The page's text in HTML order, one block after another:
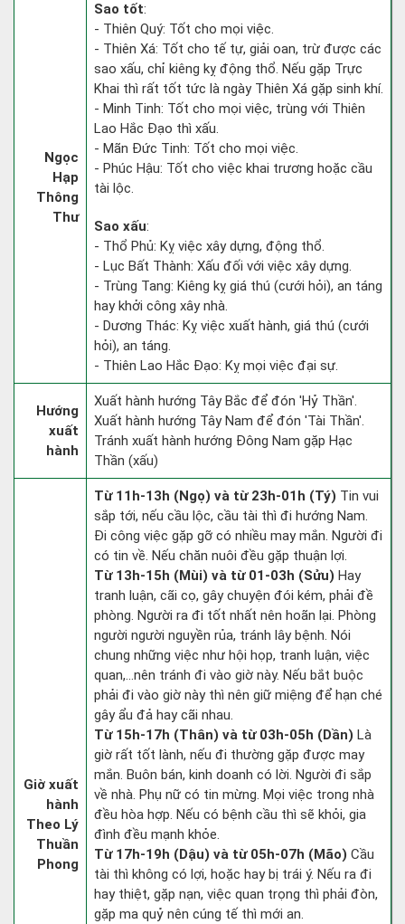
Ngọc
Hạp
Thông
Thư
Sao tốt:
- Thiên Quý: Tốt cho mọi việc.
- Thiên Xá: Tốt cho tế tự, giải oan, trừ được các
sao xấu, chỉ kiêng kỵ động thổ. Nếu gặp Trực
Khai thì rất tốt tức là ngày Thiên Xá gặp sinh khí.
- Minh Tinh: Tốt cho mọi việc, trùng với Thiên
Lao Hắc Đạo thì xấu.
- Mãn Đức Tinh: Tốt cho mọi việc.
- Phúc Hậu: Tốt cho việc khai trương hoặc cầu
tài lộc.
Sao xấu:
- Thổ Phủ: Kỵ việc xây dựng, động thổ.
- Lục Bất Thành: Xấu đối với việc xây dựng.
- Trùng Tang: Kiêng kỵ giá thú (cưới hỏi), an táng
hay khởi công xây nhà.
- Dương Thác: Kỵ việc xuất hành, giá thú (cưới
hỏi), an táng.
- Thiên Lao Hắc Đạo: Kỵ mọi việc đại sự.
Hướng
xuất
hành
Xuất hành hướng Tây Bắc để đón 'Hỷ Thần'.
Xuất hành hướng Tây Nam để đón 'Tài Thần'.
Tránh xuất hành hướng Đông Nam gặp Hạc
Thần (xấu)
Giờ xuất
hành
Theo Lý
Thuần
Phong
Từ 11h-13h (Ngọ) và từ 23h-01h (Tý) Tin vui
sắp tới, nếu cầu lộc, cầu tài thì đi hướng Nam.
Đi công việc gặp gỡ có nhiều may mắn. Người đi
có tin về. Nếu chăn nuôi đều gặp thuận lợi.
Từ 13h-15h (Mùi) và từ 01-03h (Sửu) Hay
tranh luận, cãi cọ, gây chuyện đói kém, phải đề
phòng. Người ra đi tốt nhất nên hoãn lại. Phòng
người người nguyền rủa, tránh lây bệnh. Nói
chung những việc như hội họp, tranh luận, việc
quan,…nên tránh đi vào giờ này. Nếu bắt buộc
phải đi vào giờ này thì nên giữ miệng để hạn ché
gây ẩu đả hay cãi nhau.
Từ 15h-17h (Thân) và từ 03h-05h (Dần) Là
giờ rất tốt lành, nếu đi thường gặp được may
mắn. Buôn bán, kinh doanh có lời. Người đi sắp
về nhà. Phụ nữ có tin mừng. Mọi việc trong nhà
đều hòa hợp. Nếu có bệnh cầu thì sẽ khỏi, gia
đình đều mạnh khỏe.
Từ 17h-19h (Dậu) và từ 05h-07h (Mão) Cầu
tài thì không có lợi, hoặc hay bị trái ý. Nếu ra đi
hay thiệt, gặp nạn, việc quan trọng thì phải đòn,
gặp ma quỷ nên cúng tế thì mới an.